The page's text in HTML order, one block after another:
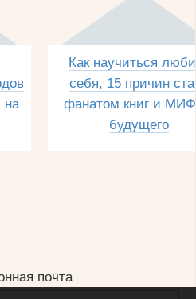
на
Как научиться
себя, 15 причин
фанатом книг и
будущего
почта